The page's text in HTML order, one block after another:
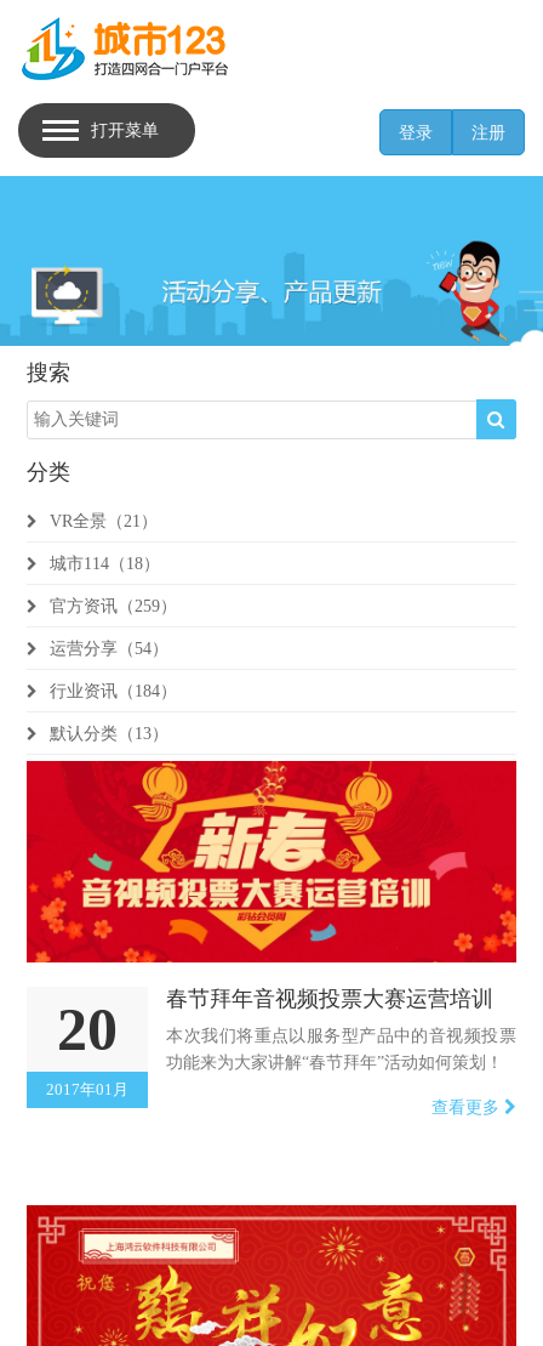
打开菜单 登录 注册
搜索
分类
VR全景（21）
城市114（18）
官方资讯（259）
运营分享（54）
行业资讯（184）
默认分类（13）
20
2017年01月
春节拜年音视频投票大赛运营培训
本次我们将重点以服务型产品中的音视频投票
功能来为大家讲解“春节拜年”活动如何策划！
查看更多